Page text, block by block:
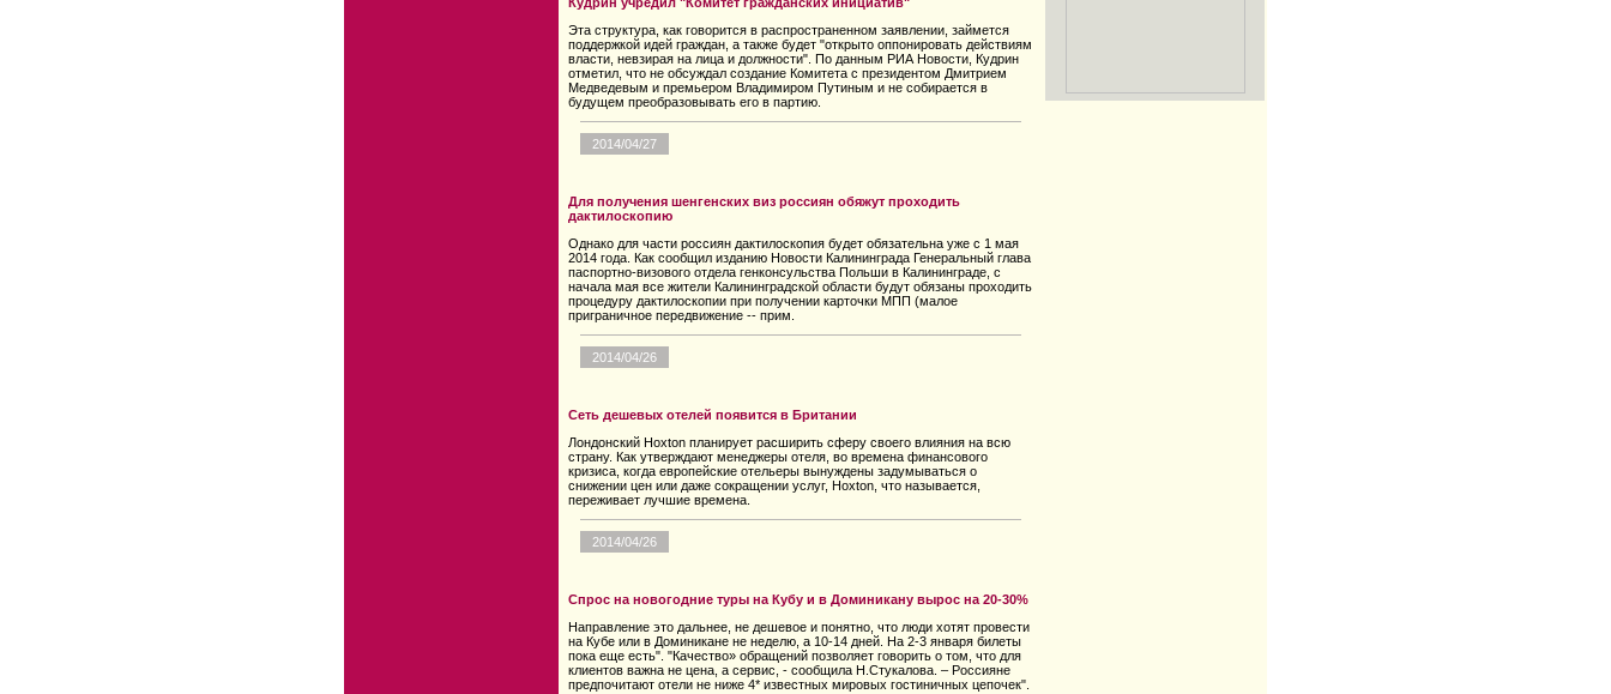
Эта структура, как говорится в распространенном заявлении, займется
поддержкой идей граждан, а также будет "открыто оппонировать действиям
власти, невзирая на лица и должности". По данным РИА Новости, Кудрин
отметил, что не обсуждал создание Комитета с президентом Дмитрием
Медведевым и премьером Владимиром Путиным и не собирается в
будущем преобразовывать его в партию.
2014/04/27
Для получения шенгенских виз россиян обяжут проходить
дактилоскопию
Однако для части россиян дактилоскопия будет обязательна уже с 1 мая
2014 года. Как сообщил изданию Новости Калининграда Генеральный глава
паспортно-визового отдела генконсульства Польши в Калининграде, с
начала мая все жители Калининградской области будут обязаны проходить
процедуру дактилоскопии при получении карточки МПП (малое
приграничное передвижение -- прим.
2014/04/26
Сеть дешевых отелей появится в Британии
Лондонский Hoxton планирует расширить сферу своего влияния на всю
страну. Как утверждают менеджеры отеля, во времена финансового
кризиса, когда европейские отельеры вынуждены задумываться о
снижении цен или даже сокращении услуг, Hoxton, что называется,
переживает лучшие времена.
2014/04/26
Спрос на новогодние туры на Кубу и в Доминикану вырос на 20-30%
Направление это дальнее, не дешевое и понятно, что люди хотят провести
на Кубе или в Доминикане не неделю, а 10-14 дней. На 2-3 января билеты
пока еще есть". "Качество» обращений позволяет говорить о том, что для
клиентов важна не цена, а сервис, - сообщила Н.Стукалова. – Россияне
предпочитают отели не ниже 4* известных мировых гостиничных цепочек".